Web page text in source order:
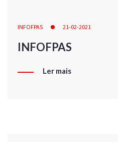
INFOFPAS 21-02-2021
INFOFPAS
Ler mais